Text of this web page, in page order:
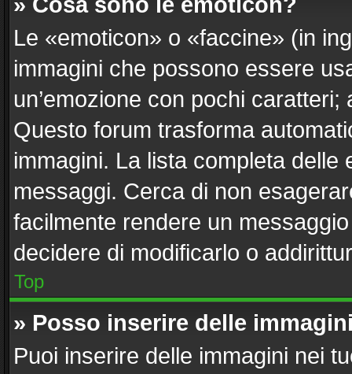
Le «emoticon» o «faccine» (in
immagini che possono essere
un’emozione con pochi
Questo forum trasforma
immagini. La lista completa delle
messaggi. Cerca di non
facilmente rendere un
decidere di modificarlo o
Top
» Posso inserire delle
Puoi inserire delle immagini nei